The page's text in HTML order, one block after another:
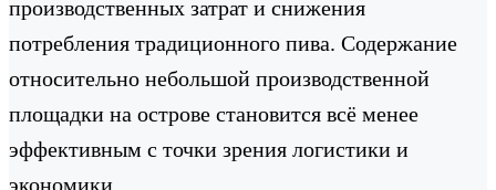
производственных затрат и снижения
потребления традиционного пива. Содержание
относительно небольшой производственной
площадки на острове становится всё менее
эффективным с точки зрения логистики и
экономики.